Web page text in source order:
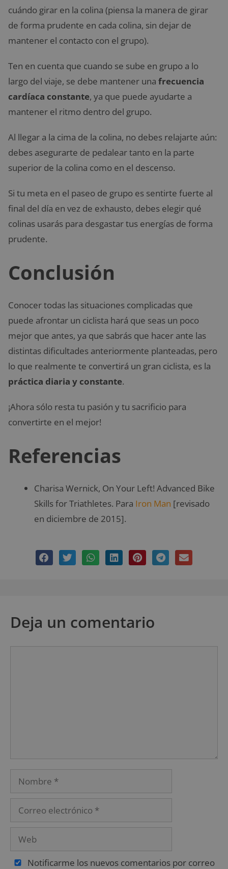
cuándo girar en la colina (piensa la manera de girar
de forma prudente en cada colina, sin dejar de
mantener el contacto con el grupo).
Ten en cuenta que cuando se sube en grupo a lo
largo del viaje, se debe mantener una frecuencia
cardíaca constante, ya que puede ayudarte a
mantener el ritmo dentro del grupo.
Al llegar a la cima de la colina, no debes relajarte aún:
debes asegurarte de pedalear tanto en la parte
superior de la colina como en el descenso.
Si tu meta en el paseo de grupo es sentirte fuerte al
final del día en vez de exhausto, debes elegir qué
colinas usarás para desgastar tus energías de forma
prudente.
Conclusión
Conocer todas las situaciones complicadas que
puede afrontar un ciclista hará que seas un poco
mejor que antes, ya que sabrás que hacer ante las
distintas dificultades anteriormente planteadas, pero
lo que realmente te convertirá un gran ciclista, es la
práctica diaria y constante.
¡Ahora sólo resta tu pasión y tu sacrificio para
convertirte en el mejor!
Referencias
Charisa Wernick, On Your Left! Advanced Bike
Skills for Triathletes. Para Iron Man [revisado
en diciembre de 2015].
Deja un comentario
Notificarme los nuevos comentarios por correo